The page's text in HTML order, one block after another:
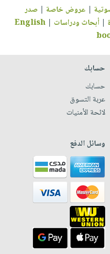
| عروض خاصة | صدر
|أبحاث ودراسات |
English
حسابك
حسابك
عربة التسوق
لائحة الأمنيات
وسائل الدفع